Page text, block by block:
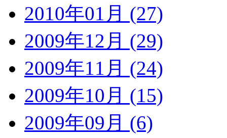
2010年01月 (27)
2009年12月 (29)
2009年11月 (24)
2009年10月 (15)
2009年09月 (6)